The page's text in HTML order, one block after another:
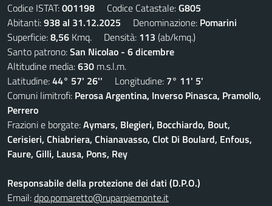
Codice ISTAT:001198 Codice Catastale:G805
Abitanti:938 al 31.12.2025 Denominazione: Pomarini
Superficie:8,56 Kmq. Densità: 113 (ab/kmq.)
Santo patrono:San Nicolao - 6 dicembre
Altitudine media:630 m.s.l.m.
Latitudine:44° 57' 26'' Longitudine: 7° 11' 5'
Comuni limitrofi: Perosa Argentina, Inverso Pinasca, Pramollo,
Perrero
Frazioni e borgate:Aymars, Blegieri, Bocchiardo, Bout,
Cerisieri, Chiabriera, Chianavasso, Clot Di Boulard, Enfous,
Faure, Gilli, Lausa, Pons, Rey
Responsabile della protezione dei dati (D.P.O.)
Email:dpo.pomaretto@ruparpiemonte.it